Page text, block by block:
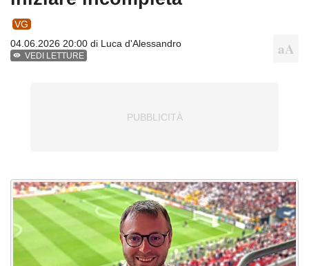
VG
04.06.2026 20:00 di Luca d'Alessandro
VEDI LETTURE